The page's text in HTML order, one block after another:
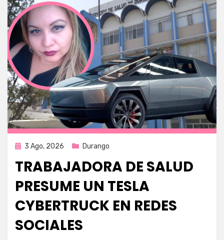
Publicada
3 Ago, 2026 Durango
TRABAJADORA DE SALUD
PRESUME UN TESLA
CYBERTRUCK EN REDES
SOCIALES